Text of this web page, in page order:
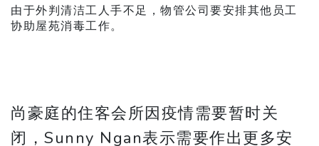
由于外判清洁工人手不足，物管公司要安排其他员工
协助屋苑消毒工作。
尚豪庭的住客会所因疫情需要暂时关
闭，Sunny Ngan表示需要作出更多安